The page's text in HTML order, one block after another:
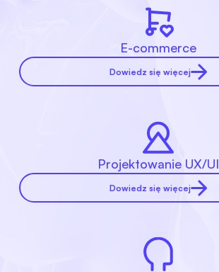
E-commerce
Dowiedz się więcej
Projektowanie UX/UI
Dowiedz się więcej